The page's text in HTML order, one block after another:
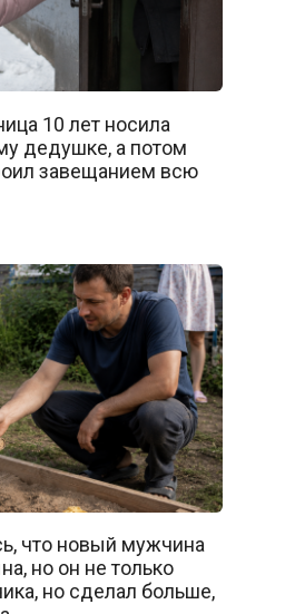
10 лет носила
дедушке, а потом
завещанием всю
что новый мужчина
но он не только
но сделал больше,